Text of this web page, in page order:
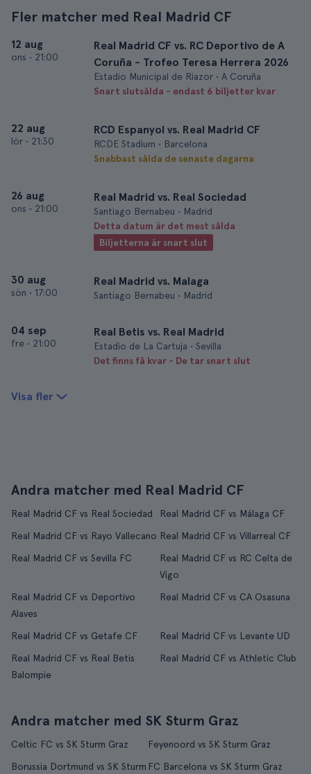
Fler matcher med Real Madrid CF
12 aug
ons • 21:00
Real Madrid CF vs. RC Deportivo de A
Coruña - Trofeo Teresa Herrera 2026
Estadio Municipal de Riazor • A Coruña
Snart slutsålda - endast 6 biljetter kvar
22 aug
lör • 21:30
RCD Espanyol vs. Real Madrid CF
RCDE Stadium • Barcelona
Snabbast sålda de senaste dagarna
26 aug
ons • 21:00
Real Madrid vs. Real Sociedad
Santiago Bernabeu • Madrid
Detta datum är det mest sålda
Biljetterna är snart slut
30 aug
sön • 17:00
Real Madrid vs. Malaga
Santiago Bernabeu • Madrid
04 sep
fre • 21:00
Real Betis vs. Real Madrid
Estadio de La Cartuja • Sevilla
Det finns få kvar - De tar snart slut
Visa fler
Andra matcher med Real Madrid CF
Real Madrid CF vs Real Sociedad
Real Madrid CF vs Málaga CF
Real Madrid CF vs Rayo Vallecano Real Madrid CF vs Villarreal CF
Real Madrid CF vs Sevilla FC
Real Madrid CF vs RC Celta de
Vigo
Real Madrid CF vs Deportivo
Alaves
Real Madrid CF vs CA Osasuna
Real Madrid CF vs Getafe CF
Real Madrid CF vs Levante UD
Real Madrid CF vs Real Betis
Balompie
Real Madrid CF vs Athletic Club
Andra matcher med SK Sturm Graz
Celtic FC vs SK Sturm Graz
Feyenoord vs SK Sturm Graz
Borussia Dortmund vs SK Sturm FC Barcelona vs SK Sturm Graz